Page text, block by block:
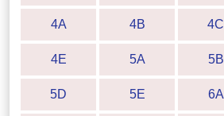
4A 4B 4C
4E 5A 5B
5D 5E 6A